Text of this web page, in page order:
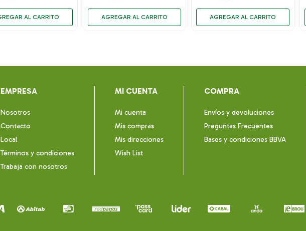
EMPRESA
Nosotros
Contacto
Local
Términos y condiciones
Trabaja con nosotros
MI CUENTA
Mi cuenta
Mis compras
Mis direcciones
Wish List
COMPRA
Envíos y devoluciones
Preguntas Frecuentes
Bases y condiciones BBVA